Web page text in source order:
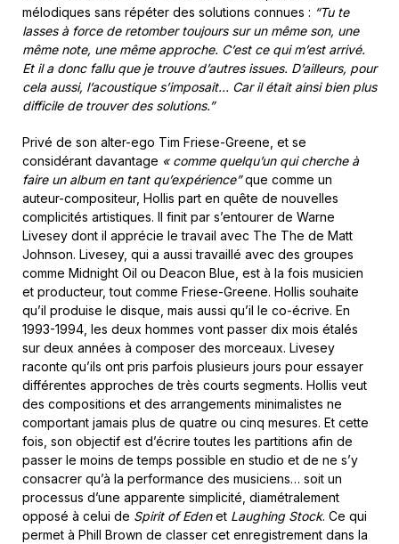
mélodiques sans répéter des solutions connues : “Tu te
lasses à force de retomber toujours sur un même son, une
même note, une même approche. C’est ce qui m’est arrivé.
Et il a donc fallu que je trouve d’autres issues. D’ailleurs, pour
cela aussi, l’acoustique s’imposait… Car il était ainsi bien plus
difficile de trouver des solutions.”
Privé de son alter-ego Tim Friese-Greene, et se
considérant davantage « comme quelqu’un qui cherche à
faire un album en tant qu’expérience”que comme un
auteur-compositeur, Hollis part en quête de nouvelles
complicités artistiques. Il finit par s’entourer de Warne
Livesey dont il apprécie le travail avec The The de Matt
Johnson. Livesey, qui a aussi travaillé avec des groupes
comme Midnight Oil ou Deacon Blue, est à la fois musicien
et producteur, tout comme Friese-Greene. Hollis souhaite
qu’il produise le disque, mais aussi qu’il le co-écrive. En
1993-1994, les deux hommes vont passer dix mois étalés
sur deux années à composer des morceaux. Livesey
raconte qu’ils ont pris parfois plusieurs jours pour essayer
différentes approches de très courts segments. Hollis veut
des compositions et des arrangements minimalistes ne
comportant jamais plus de quatre ou cinq mesures. Et cette
fois, son objectif est d’écrire toutes les partitions afin de
passer le moins de temps possible en studio et de ne s’y
consacrer qu’à la performance des musiciens… soit un
processus d’une apparente simplicité, diamétralement
opposé à celui de Spirit of Edenet Laughing Stock. Ce qui
permet à Phill Brown de classer cet enregistrement dans la